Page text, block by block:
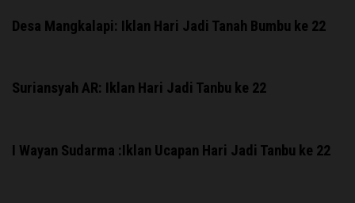
Desa Mangkalapi: Iklan Hari Jadi Tanah Bumbu ke 22
Suriansyah AR: Iklan Hari Jadi Tanbu ke 22
I Wayan Sudarma :Iklan Ucapan Hari Jadi Tanbu ke 22